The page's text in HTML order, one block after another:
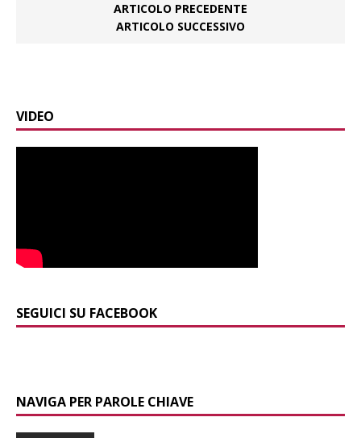
ARTICOLO PRECEDENTE
ARTICOLO SUCCESSIVO
VIDEO
SEGUICI SU FACEBOOK
NAVIGA PER PAROLE CHIAVE